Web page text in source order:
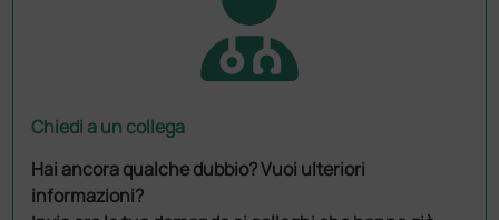
Chiedi a un collega
Hai ancora qualche dubbio? Vuoi ulteriori
informazioni?